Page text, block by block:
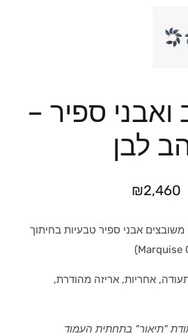
ואבני ספיר –
לבן
₪2,460
לבן 14 קראט משובצים אבני ספיר טבעיות בחיתוך
תעודה, אחריות, אריזה מהודרת,
"תיאור" בתחתית העמוד